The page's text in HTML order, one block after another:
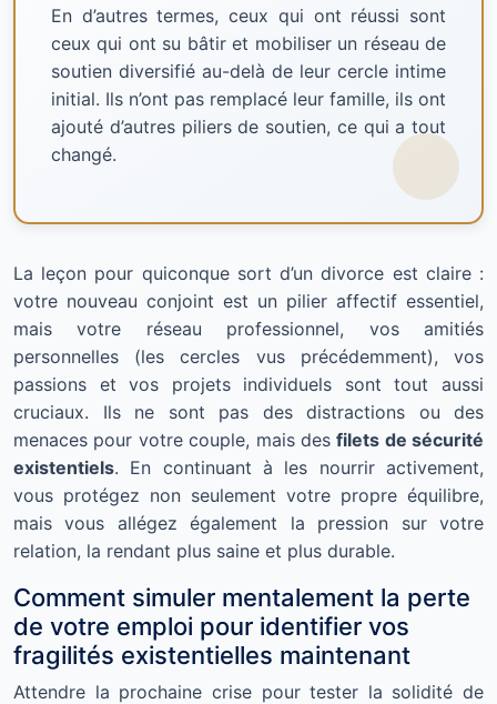
En d’autres termes, ceux qui ont réussi sont
ceux qui ont su bâtir et mobiliser un réseau de
soutien diversifié au-delà de leur cercle intime
initial. Ils n’ont pas remplacé leur famille, ils ont
ajouté d’autres piliers de soutien, ce qui a tout
changé.
La leçon pour quiconque sort d’un divorce est claire :
votre nouveau conjoint est un pilier affectif essentiel,
mais votre réseau professionnel, vos amitiés
personnelles (les cercles vus précédemment), vos
passions et vos projets individuels sont tout aussi
cruciaux. Ils ne sont pas des distractions ou des
menaces pour votre couple, mais desfilets de sécurité
existentiels. En continuant à les nourrir activement,
vous protégez non seulement votre propre équilibre,
mais vous allégez également la pression sur votre
relation, la rendant plus saine et plus durable.
Comment simuler mentalement la perte
de votre emploi pour identifier vos
fragilités existentielles maintenant
Attendre la prochaine crise pour tester la solidité de